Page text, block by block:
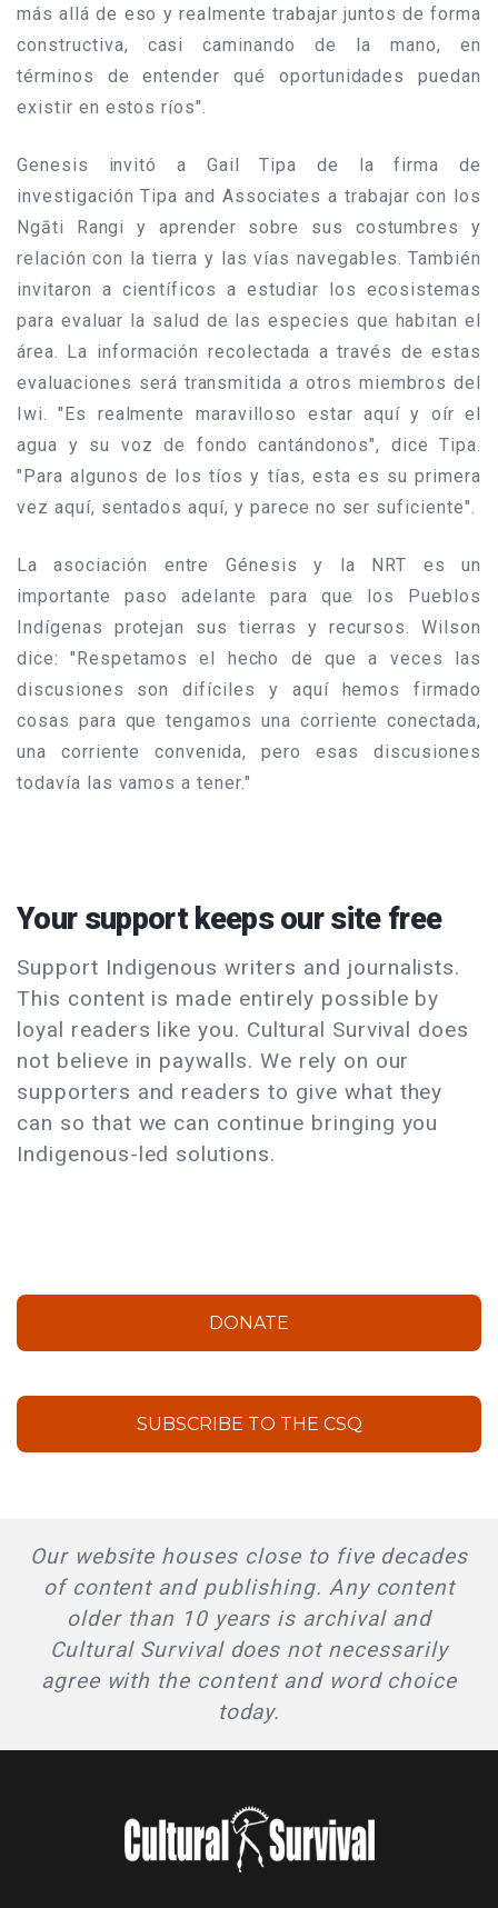
más allá de eso y realmente trabajar juntos de forma
constructiva, casi caminando de la mano, en
términos de entender qué oportunidades puedan
existir en estos ríos".
Genesis invitó a Gail Tipa de la firma de
investigación Tipa and Associates a trabajar con los
Ngāti Rangi y aprender sobre sus costumbres y
relación con la tierra y las vías navegables. También
invitaron a científicos a estudiar los ecosistemas
para evaluar la salud de las especies que habitan el
área. La información recolectada a través de estas
evaluaciones será transmitida a otros miembros del
Iwi. "Es realmente maravilloso estar aquí y oír el
agua y su voz de fondo cantándonos", dice Tipa.
"Para algunos de los tíos y tías, esta es su primera
vez aquí, sentados aquí, y parece no ser suficiente".
La asociación entre Génesis y la NRT es un
importante paso adelante para que los Pueblos
Indígenas protejan sus tierras y recursos. Wilson
dice: "Respetamos el hecho de que a veces las
discusiones son difíciles y aquí hemos firmado
cosas para que tengamos una corriente conectada,
una corriente convenida, pero esas discusiones
todavía las vamos a tener."
Your support keeps our site free
Support Indigenous writers and journalists.
This content is made entirely possible by
loyal readers like you. Cultural Survival does
not believe in paywalls. We rely on our
supporters and readers to give what they
can so that we can continue bringing you
Indigenous-led solutions.
DONATE
SUBSCRIBE TO THE CSQ
Our website houses close to five decades
of content and publishing. Any content
older than 10 years is archival and
Cultural Survival does not necessarily
agree with the content and word choice
today.